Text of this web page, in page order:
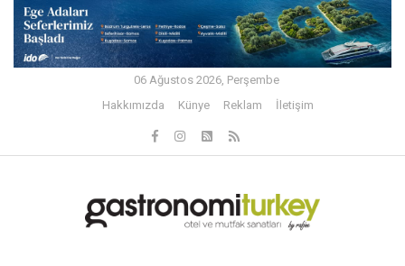
06 Ağustos 2026, Perşembe
Hakkımızda
Künye Reklam İletişim